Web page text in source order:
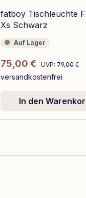
fatboy Tischleuchte
Xs Schwarz
Auf Lager
Auf Lager
Verkaufspreis:
75,00 € Regulärer Preis:
UVP: 79,00 €
versandkostenfrei
In den